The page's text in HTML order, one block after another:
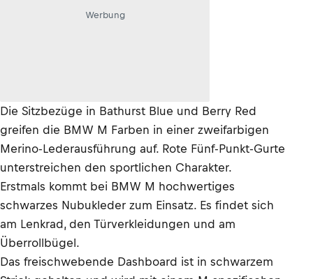
Werbung
Die Sitzbezüge in Bathurst Blue und Berry Red
greifen die BMW M Farben in einer zweifarbigen
Merino-Lederausführung auf. Rote Fünf-Punkt-Gurte
unterstreichen den sportlichen Charakter.
Erstmals kommt bei BMW M hochwertiges
schwarzes Nubukleder zum Einsatz. Es findet sich
am Lenkrad, den Türverkleidungen und am
Überrollbügel.
Das freischwebende Dashboard ist in schwarzem